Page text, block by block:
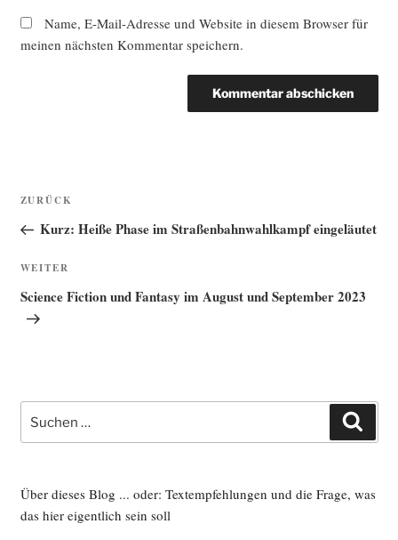
Name, E-Mail-Adresse und Website in diesem Browser für
meinen nächsten Kommentar speichern.
Beitragsnavigation
Vorheriger
Beitrag
ZURÜCK
Kurz: Heiße Phase im Straßenbahnwahlkampf eingeläutet
Nächster
Beitrag
WEITER
Science Fiction und Fantasy im August und September 2023
nach:
Über dieses Blog ... oder: Textempfehlungen und die Frage, was
das hier eigentlich sein soll